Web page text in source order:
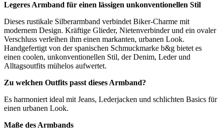
Legeres Armband für einen lässigen unkonventionellen Stil
Dieses rustikale Silberarmband verbindet Biker-Charme mit
modernem Design. Kräftige Glieder, Nietenverbinder und ein ovaler
Verschluss verleihen ihm einen markanten, urbanen Look.
Handgefertigt von der spanischen Schmuckmarke b&g bietet es
einen coolen, unkonventionellen Stil, der Denim, Leder und
Alltagsoutfits mühelos aufwertet.
Zu welchen Outfits passt dieses Armband?
Es harmoniert ideal mit Jeans, Lederjacken und schlichten Basics für
einen urbanen Look.
Maße des Armbands